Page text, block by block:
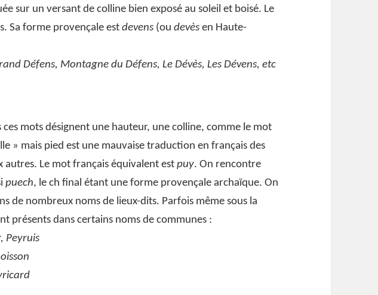
sur un versant de colline bien exposé au soleil et boisé. Le
Sa forme provençale estdevens (oudevès en Haute-
Défens, Montagne du Défens, Le Dévès, Les Dévens, etc
ces mots désignent une hauteur, une colline, comme le mot
» mais pied est une mauvaise traduction en français des
autres. Le mot français équivalent estpuy. On rencontre
puech, le ch final étant une forme provençale archaïque. On
de nombreux noms de lieux-dits. Parfois même sous la
présents dans certains noms de communes :
Peyruis